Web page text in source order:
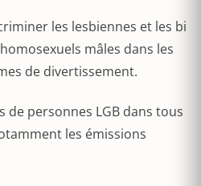
les lesbiennes et les bi
mâles dans les
de divertissement.
de personnes LGB dans tous
les émissions